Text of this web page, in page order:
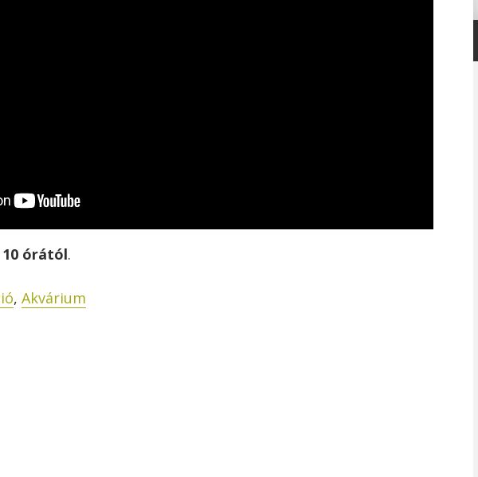
10 órától.
, Akvárium